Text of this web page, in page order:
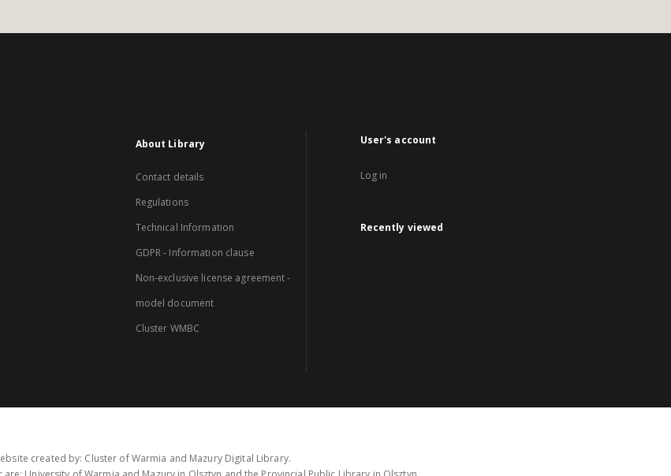
About Library
Contact details
Regulations
Technical Information
GDPR - Information clause
Non-exclusive license agreement -
model document
Cluster WMBC
User's account
Log in
Recently viewed
created by: Cluster of Warmia and Mazury Digital Library.